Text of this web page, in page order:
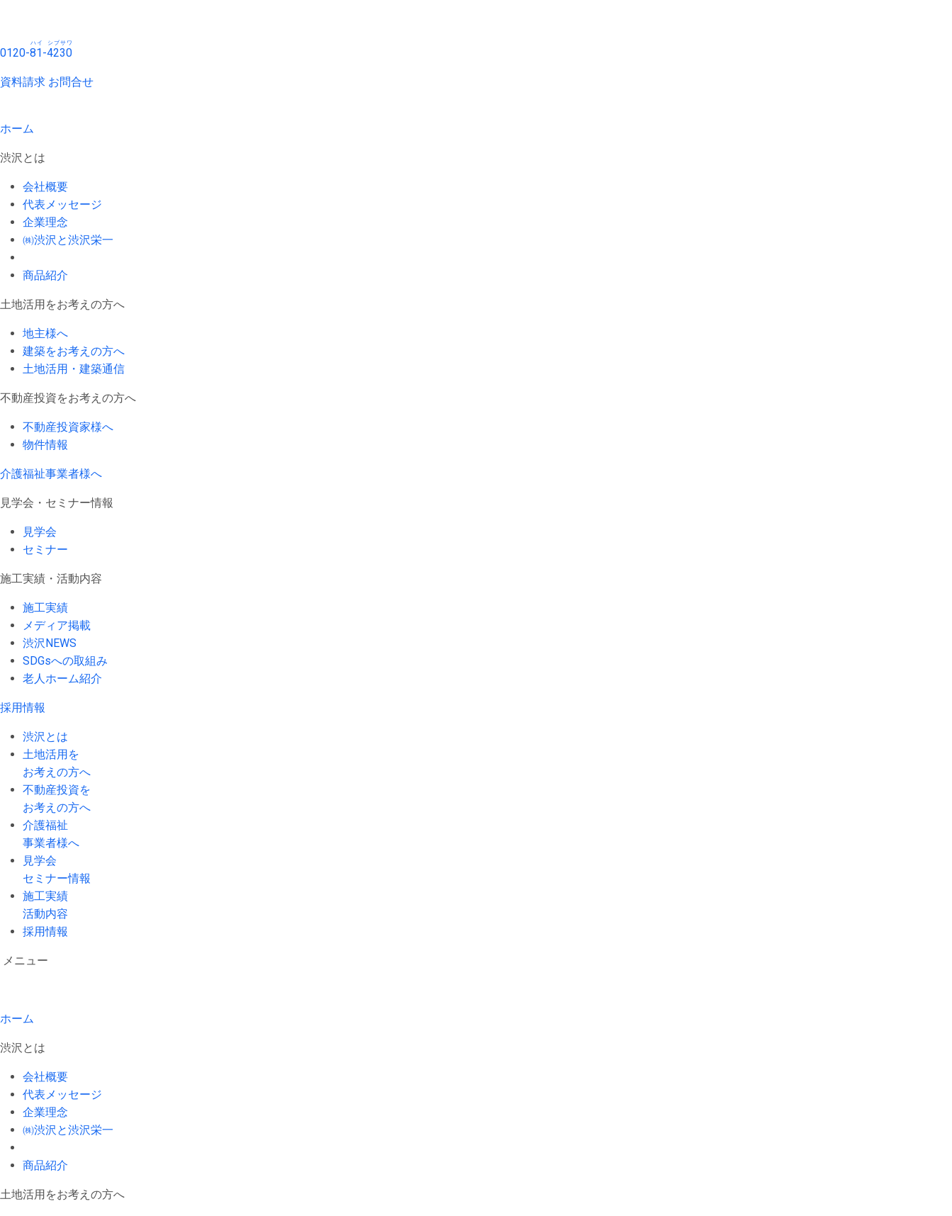
0120-81
ハイ
-4230
シブサワ
資料請求 お問合せ
ホーム
渋沢とは
会社概要
代表メッセージ
企業理念
㈱渋沢と渋沢栄一
商品紹介
土地活用をお考えの方へ
地主様へ
建築をお考えの方へ
土地活用・建築通信
不動産投資をお考えの方へ
不動産投資家様へ
物件情報
介護福祉事業者様へ
見学会・セミナー情報
見学会
セミナー
施工実績・活動内容
施工実績
メディア掲載
渋沢NEWS
SDGsへの取組み
老人ホーム紹介
採用情報
渋沢とは
土地活用を
お考えの方へ
不動産投資を
お考えの方へ
介護福祉
事業者様へ
見学会
セミナー情報
施工実績
活動内容
採用情報
メニュー
ホーム
渋沢とは
会社概要
代表メッセージ
企業理念
㈱渋沢と渋沢栄一
商品紹介
土地活用をお考えの方へ